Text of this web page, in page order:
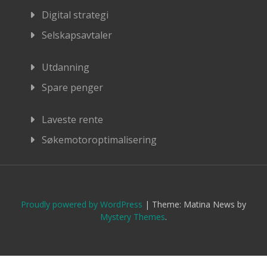
Digital strategi
Selskapsavtaler
Utdanning
Spare penger
Laveste rente
Søkemotoroptimalisering
Proudly powered by WordPress | Theme: Matina News by
Mystery Themes.